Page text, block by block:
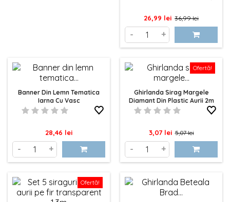
noastre speciale de la Elefun Store. De la ghirlande
luminoase care aduc strălucirea sărbătorilor în casa
ta, la cele din hârtie sau special create pentru scări,
fiecare ghirlandă este concepută pentru a adăuga
un strop de farmec festiv. Descoperă varietatea
noastră și alege ghirlanda perfectă pentru a-ți
decora spațiul în această perioadă festivă.
Pret
26,99 lei Pret
baza
36,99 lei
- +
Banner Din Lemn Tematica
Iarna Cu Vasc
Pret
28,46 lei
- +
Ofertă!
Ghirlanda Sirag Margele
Diamant Din Plastic Aurii 2m
Pret
3,07 lei Pret
baza
5,07 lei
- +
Ofertă!